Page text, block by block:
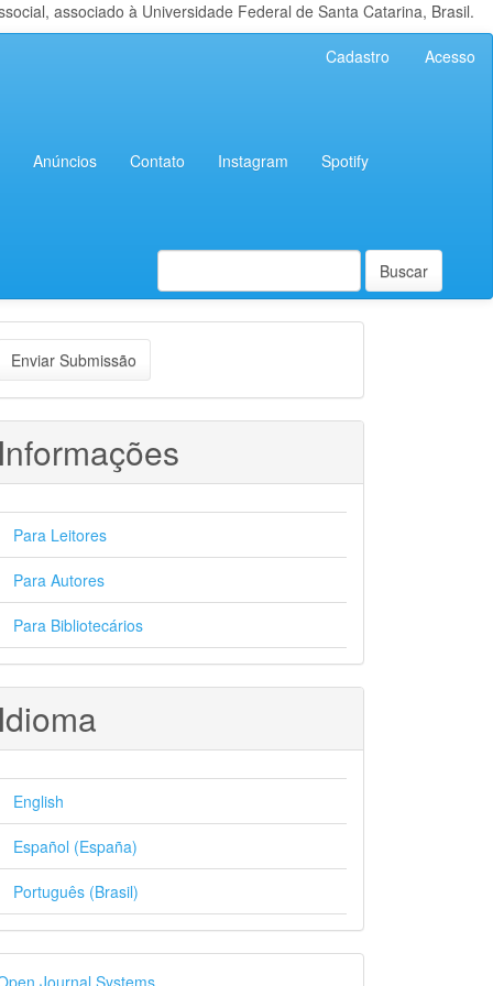
associado à Universidade Federal de Santa Catarina, Brasil.
Cadastro Acesso
Anúncios Contato Instagram Spotify
Buscar
Enviar Submissão
Para Leitores
Para Autores
Para Bibliotecários
English
Español (España)
Português (Brasil)
Journal Systems